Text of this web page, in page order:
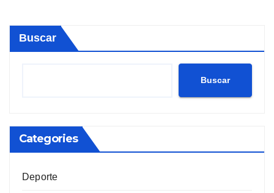
Buscar
Buscar
Categories
Deporte